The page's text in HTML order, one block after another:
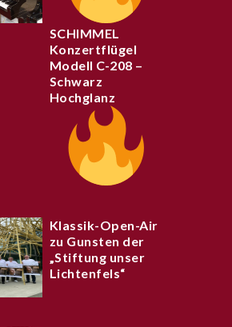
SCHIMMEL
Konzertflügel
Modell C-208 –
Schwarz
Hochglanz
Klassik-Open-Air
zu Gunsten der
„Stiftung unser
Lichtenfels“